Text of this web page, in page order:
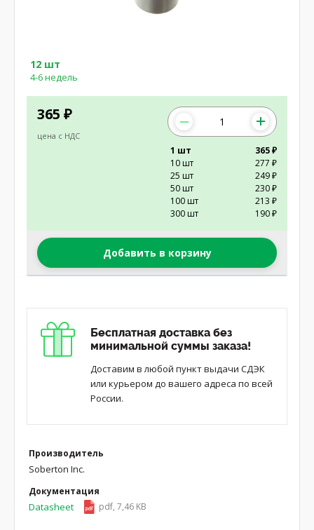
365 ₽
цена с НДС
12 шт
4-6 недель
1 шт
365 ₽
10 шт
277 ₽
25 шт
249 ₽
50 шт
230 ₽
100 шт
213 ₽
300 шт
190 ₽
Добавить в корзину
Бесплатная доставка без
минимальной суммы заказа!
Доставим в любой пункт выдачи СДЭК
или курьером до вашего адреса по всей
России.
Производитель
Soberton Inc.
Документация
Datasheet pdf, 7,46 KB